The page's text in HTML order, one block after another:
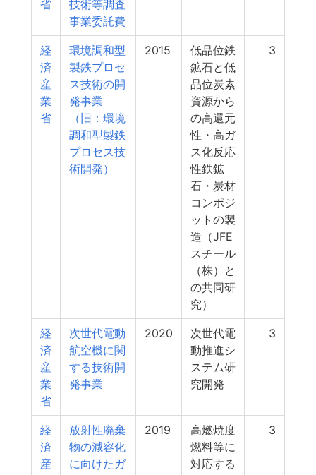
省
技術等調査
事業委託費
経
済
産
業
省
環境調和型
製鉄プロセ
ス技術の開
発事業
（旧：環境
調和型製鉄
プロセス技
術開発）
2015
低品位鉄
鉱石と低
品位炭素
資源から
の高還元
性・高ガ
ス化反応
性鉄鉱
石・炭材
コンポジ
ットの製
造（JFE
スチール
（株）と
の共同研
究）
3
経
済
産
業
省
次世代電動
航空機に関
する技術開
発事業
2020
次世代電
動推進シ
ステム研
究開発
3
経
済
産
放射性廃棄
物の減容化
に向けたガ
2019
高燃焼度
燃料等に
対応する
3